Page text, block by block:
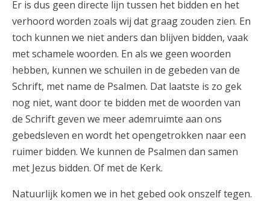
Er is dus geen directe lijn tussen het bidden en het
verhoord worden zoals wij dat graag zouden zien. En
toch kunnen we niet anders dan blijven bidden, vaak
met schamele woorden. En als we geen woorden
hebben, kunnen we schuilen in de gebeden van de
Schrift, met name de Psalmen. Dat laatste is zo gek
nog niet, want door te bidden met de woorden van
de Schrift geven we meer ademruimte aan ons
gebedsleven en wordt het opengetrokken naar een
ruimer bidden. We kunnen de Psalmen dan samen
met Jezus bidden. Of met de Kerk.
Natuurlijk komen we in het gebed ook onszelf tegen.